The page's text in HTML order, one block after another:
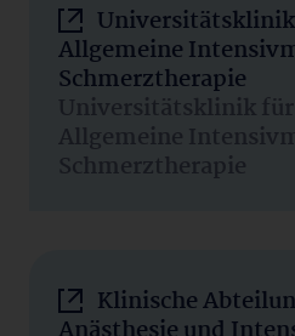
Allgemeine
Schmerztherapie
Universitätsklinik für
Allgemeine
Schmerztherapie
Klinische